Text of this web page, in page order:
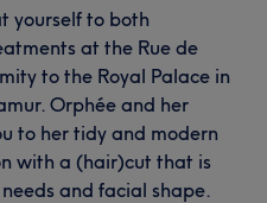
yourself to both
at the Rue de
to the Royal Palace in
Orphée and her
to her tidy and modern
with a (hair)cut that is
and facial shape.